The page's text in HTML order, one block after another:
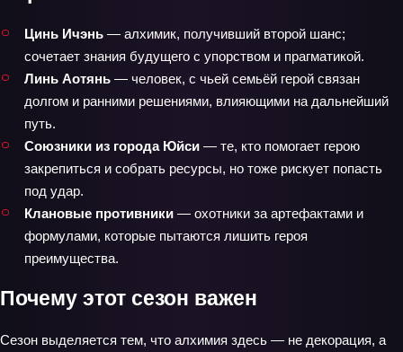
Цинь Ичэнь — алхимик, получивший второй шанс;
сочетает знания будущего с упорством и прагматикой.
Линь Аотянь — человек, с чьей семьёй герой связан
долгом и ранними решениями, влияющими на дальнейший
путь.
Союзники из города Юйси — те, кто помогает герою
закрепиться и собрать ресурсы, но тоже рискует попасть
под удар.
Клановые противники — охотники за артефактами и
формулами, которые пытаются лишить героя
преимущества.
Почему этот сезон важен
Сезон выделяется тем, что алхимия здесь — не декорация, а